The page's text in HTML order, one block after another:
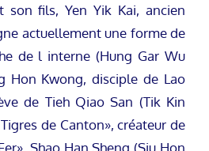
son fils, Yen Yik Kai, ancien
actuellement une forme de
de l interne (Hung Gar Wu
Hon Kwong, disciple de Lao
de Tieh Qiao San (Tik Kin
de Canton», créateur de
Shao Han Sheng (Siu Hon